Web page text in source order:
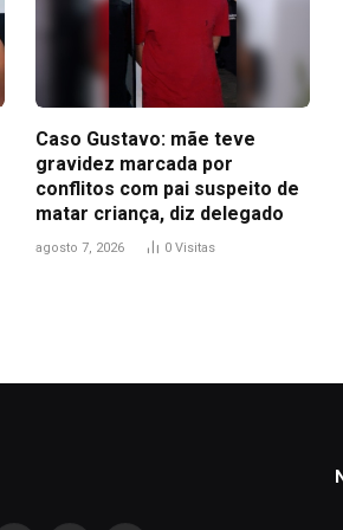
Caso Gustavo: mãe teve
gravidez marcada por
conflitos com pai suspeito de
matar criança, diz delegado
agosto 7, 2026 0 Visitas